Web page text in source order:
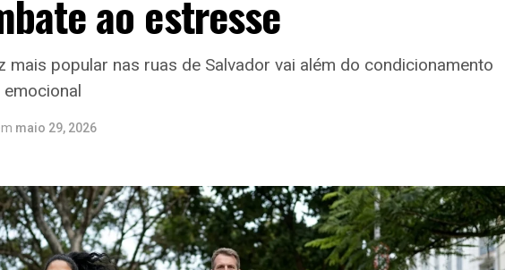
ao estresse
mais popular nas ruas de Salvador vai além do condicionamento
maio 29, 2026